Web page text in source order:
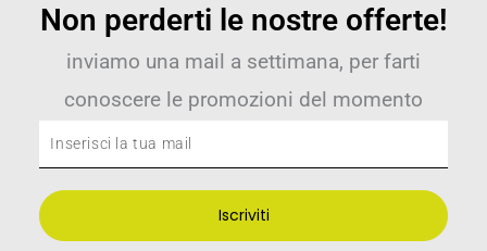
Non perderti le nostre offerte!
inviamo una mail a settimana, per farti
conoscere le promozioni del momento
Inserisci
la
tua
mail
Iscriviti